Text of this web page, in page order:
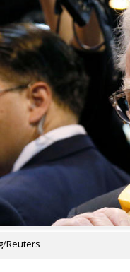
Reuters